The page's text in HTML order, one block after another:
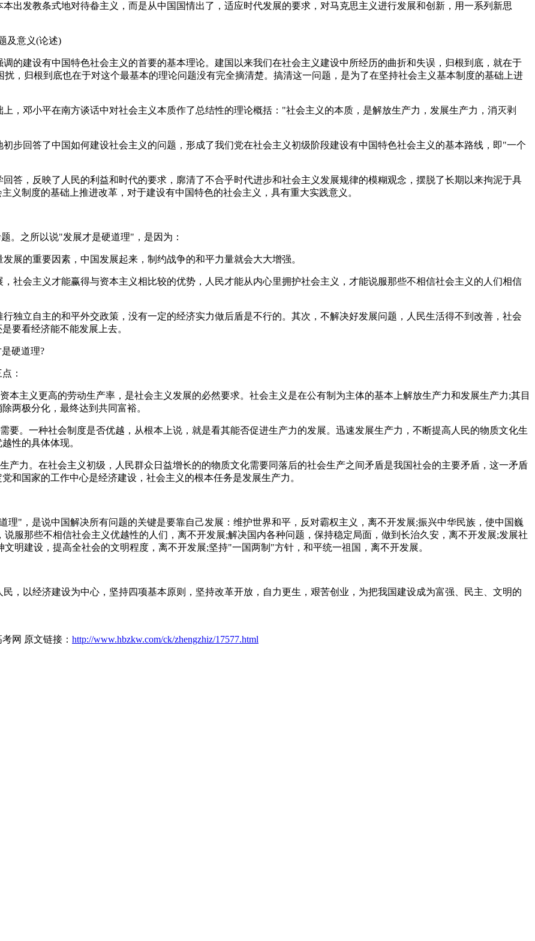
出发教条式地对待畚主义，而是从中国国情出了，适应时代发展的要求，对马克思主义进行发展和创新，用一系列新思
及意义(论述)
的建设有中国特色社会主义的首要的基本理论。建国以来我们在社会主义建设中所经历的曲折和失误，归根到底，就在于
，归根到底也在于对这个最基本的理论问题没有完全摘清楚。搞清这一问题，是为了在坚持社会主义基本制度的基础上进
，邓小平在南方谈话中对社会主义本质作了总结性的理论概括："社会主义的本质，是解放生产力，发展生产力，消灭剥
步回答了中国如何建设社会主义的问题，形成了我们党在社会主义初级阶段建设有中国特色社会主义的基本路线，即"一个
答，反映了人民的利益和时代的要求，廓清了不合乎时代进步和社会主义发展规律的模糊观念，摆脱了长期以来拘泥于具
义制度的基础上推进改革，对于建设有中国特色的社会主义，具有重大实践意义。
。之所以说"发展才是硬道理"，是因为：
展的重要因素，中国发展起来，制约战争的和平力量就会大大增强。
社会主义才能赢得与资本主义相比较的优势，人民才能从内心里拥护社会主义，才能说服那些不相信社会主义的人们相信
独立自主的和平外交政策，没有一定的经济实力做后盾是不行的。其次，不解决好发展问题，人民生活得不到改善，社会
要看经济能不能发展上去。
硬道理?
：
本主义更高的劳动生产率，是社会主义发展的必然要求。社会主义是在公有制为主体的基本上解放生产力和发展生产力;其目
两极分化，最终达到共同富裕。
要。一种社会制度是否优越，从根本上说，就是看其能否促进生产力的发展。迅速发展生产力，不断提高人民的物质文化生
性的具体体现。
产力。在社会主义初级，人民群众日益增长的的物质文化需要同落后的社会生产之间矛盾是我国社会的主要矛盾，这一矛盾
和国家的工作中心是经济建设，社会主义的根本任务是发展生产力。
理"，是说中国解决所有问题的关键是要靠自己发展：维护世界和平，反对霸权主义，离不开发展;振兴中华民族，使中国巍
服那些不相信社会主义优越性的人们，离不开发展;解决国内各种问题，保持稳定局面，做到长治久安，离不开发展;发展社
明建设，提高全社会的文明程度，离不开发展;坚持"一国两制"方针，和平统一祖国，离不开发展。
，以经济建设为中心，坚持四项基本原则，坚持改革开放，自力更生，艰苦创业，为把我国建设成为富强、民主、文明的
网 原文链接： http://www.hbzkw.com/ck/zhengzhiz/17577.html